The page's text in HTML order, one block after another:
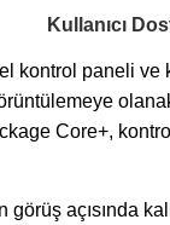
Kullanıcı
paneli
Core+,
görüş açısında